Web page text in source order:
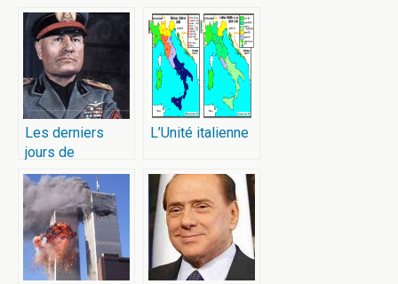
Juifs
Les derniers
jours de
Mussolini
L’Unité italienne